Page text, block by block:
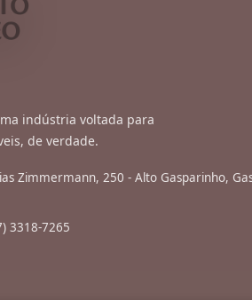
indústria voltada para
de verdade.
Zimmermann, 250 - Alto Gasparinho,
3318-7265